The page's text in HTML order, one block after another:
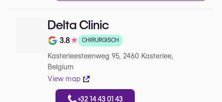
Delta Clinic
Note de 3.8 sur 5 sur Google
3.8★ CHIRURGISCH
Kasterleesteenweg 95, 2460 Kasterlee,
Belgium
View map
+32 14 43 01 43